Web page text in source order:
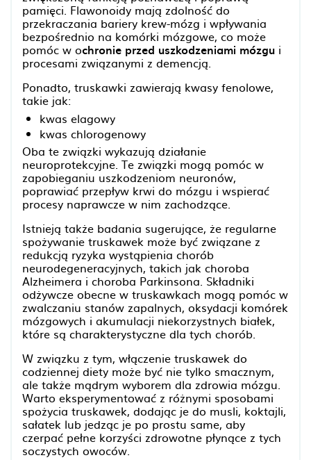
pamięci. Flawonoidy mają zdolność do
przekraczania bariery krew-mózg i wpływania
bezpośrednio na komórki mózgowe, co może
pomóc w ochronie przed uszkodzeniami mózgu i
procesami związanymi z demencją.
Ponadto, truskawki zawierają kwasy fenolowe,
takie jak:
kwas elagowy
kwas chlorogenowy
Oba te związki wykazują działanie
neuroprotekcyjne. Te związki mogą pomóc w
zapobieganiu uszkodzeniom neuronów,
poprawiać przepływ krwi do mózgu i wspierać
procesy naprawcze w nim zachodzące.
Istnieją także badania sugerujące, że regularne
spożywanie truskawek może być związane z
redukcją ryzyka wystąpienia chorób
neurodegeneracyjnych, takich jak choroba
Alzheimera i choroba Parkinsona. Składniki
odżywcze obecne w truskawkach mogą pomóc w
zwalczaniu stanów zapalnych, oksydacji komórek
mózgowych i akumulacji niekorzystnych białek,
które są charakterystyczne dla tych chorób.
W związku z tym, włączenie truskawek do
codziennej diety może być nie tylko smacznym,
ale także mądrym wyborem dla zdrowia mózgu.
Warto eksperymentować z różnymi sposobami
spożycia truskawek, dodając je do musli, koktajli,
sałatek lub jedząc je po prostu same, aby
czerpać pełne korzyści zdrowotne płynące z tych
soczystych owoców.